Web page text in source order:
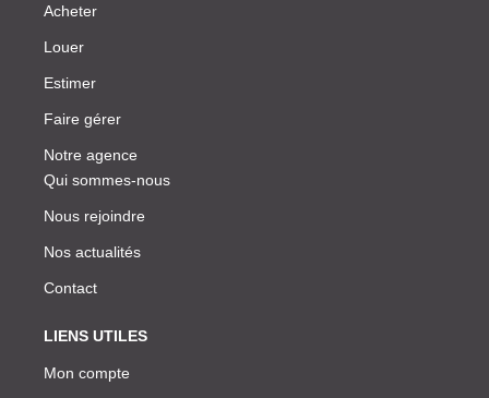
Acheter
Louer
Estimer
Faire gérer
Notre agence
Qui sommes-nous
Nous rejoindre
Nos actualités
Contact
LIENS UTILES
Mon compte